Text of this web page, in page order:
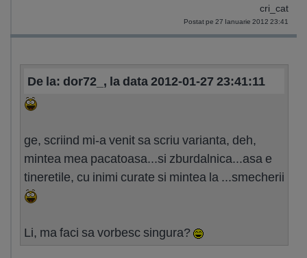
cri_cat
Postat pe 27 Ianuarie 2012 23:41
De la: dor72_, la data 2012-01-27 23:41:11
ge, scriind mi-a venit sa scriu varianta, deh,
mintea mea pacatoasa...si zburdalnica...asa e
tineretile, cu inimi curate si mintea la ...smecherii
Li, ma faci sa vorbesc singura?